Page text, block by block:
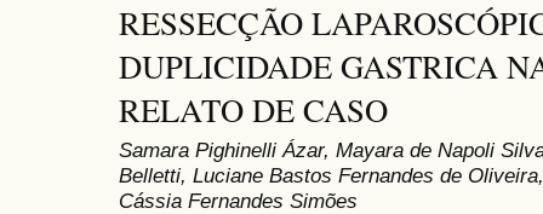
RESSECÇÃO
DUPLICIDADE GASTRICA
RELATO DE CASO
Samara Pighinelli Ázar, Mayara de Napoli
Belletti, Luciane Bastos Fernandes de
Cássia Fernandes Simões